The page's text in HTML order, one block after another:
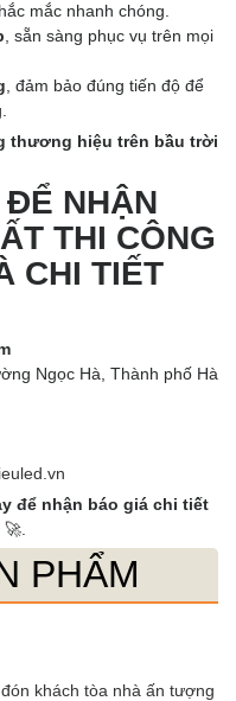
mắc nhanh chóng.
, sẵn sàng phục vụ trên mọi
, đảm bảo đúng tiến độ để
thương hiệu trên bầu trời
ĐỂ NHẬN
THI CÔNG
CHI TIẾT
Ngọc Hà, Thành phố Hà
để nhận báo giá chi tiết
🚀.
PHẨM
khách tòa nhà ấn tượng